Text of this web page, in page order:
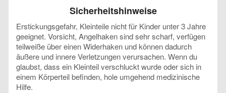
Sicherheitshinweise
Erstickungsgefahr, Kleinteile nicht für Kinder unter 3 Jahre
geeignet. Vorsicht, Angelhaken sind sehr scharf, verfügen
teilweiße über einen Widerhaken und können dadurch
äußere und innere Verletzungen verursachen. Wenn du
glaubst, dass ein Kleinteil verschluckt wurde oder sich in
einem Körperteil befinden, hole umgehend medizinische
Hilfe.